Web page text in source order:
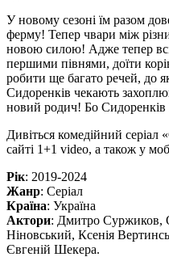
У новому сезоні їм разом
ферму! Тепер чвари між
новою силою! Адже тепер
першими півнями, доїти
робити ще багато речей, до
Сидоренків чекають
новий родич! Бо Сидоренків
Дивіться комедійний
сайті 1+1 video, а також у
Рік: 2019-2024
Жанр: Серіал
Країна: Україна
Актори: Дмитро Суржиков,
Ніновський, Ксенія
Євгеній Шекера.